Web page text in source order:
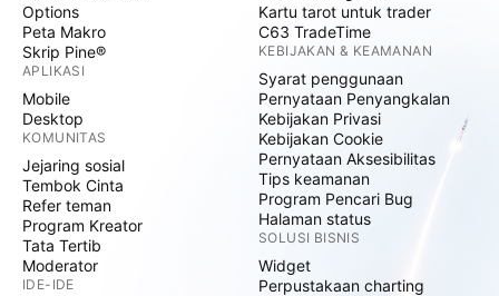
Options
Peta Makro
Skrip Pine®
APLIKASI
Mobile
Desktop
KOMUNITAS
Jejaring sosial
Tembok Cinta
Refer teman
Program Kreator
Tata Tertib
Moderator
IDE-IDE
Kartu tarot untuk trader
C63 TradeTime
KEBIJAKAN & KEAMANAN
Syarat penggunaan
Pernyataan Penyangkalan
Kebijakan Privasi
Kebijakan Cookie
Pernyataan Aksesibilitas
Tips keamanan
Program Pencari Bug
Halaman status
SOLUSI BISNIS
Widget
Perpustakaan charting